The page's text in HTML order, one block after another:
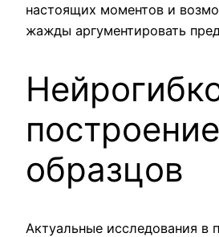
настоящих моментов и
жажды аргументировать
образцов
Актуальные исследования в